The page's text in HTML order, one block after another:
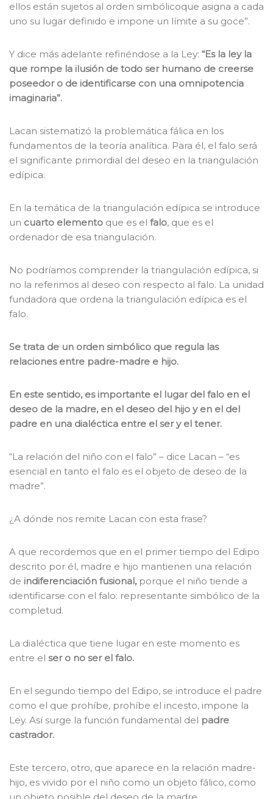
ellos están sujetos al orden simbólicoque asigna a cada
uno su lugar definido e impone un límite a su goce”.
Y dice más adelante refiriéndose a la Ley: “Es la ley la
que rompe la ilusión de todo ser humano de creerse
poseedor o de identificarse con una omnipotencia
imaginaria”.
Lacan sistematizó la problemática fálica en los
fundamentos de la teoría analítica. Para él, el falo será
el significante primordial del deseo en la triangulación
edípica.
En la temática de la triangulación edípica se introduce
un cuarto elemento que es el falo, que es el
ordenador de esa triangulación.
No podríamos comprender la triangulación edípica, si
no la referimos al deseo con respecto al falo. La unidad
fundadora que ordena la triangulación edípica es el
falo.
Se trata de un orden simbólico que regula las
relaciones entre padre-madre e hijo.
En este sentido, es importante el lugar del falo en el
deseo de la madre, en el deseo del hijo y en el del
padre en una dialéctica entre el ser y el tener.
“La relación del niño con el falo” – dice Lacan – “es
esencial en tanto el falo es el objeto de deseo de la
madre”.
¿A dónde nos remite Lacan con esta frase?
A que recordemos que en el primer tiempo del Edipo
descrito por él, madre e hijo mantienen una relación
de indiferenciación fusional, porque el niño tiende a
identificarse con el falo: representante simbólico de la
completud.
La dialéctica que tiene lugar en este momento es
entre el ser o no ser el falo.
En el segundo tiempo del Edipo, se introduce el padre
como el que prohíbe, prohíbe el incesto, impone la
Ley. Así surge la función fundamental del padre
castrador.
Este tercero, otro, que aparece en la relación madre-
hijo, es vivido por el niño como un objeto fálico, como